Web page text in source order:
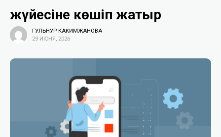
жүйесіне көшіп жатыр
ГУЛЬНУР КАКИМЖАНОВА
29 ИЮНЯ, 2026